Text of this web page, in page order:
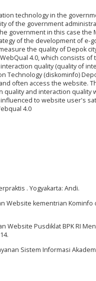
technology in the
of the government
government in this case
of the development of
the quality of Depok
4.0, which consists
quality (quality of
Technology (diskominfo)
often access the website.
quality and interaction
to website user's
4.0
. Yogyakarta: Andi.
Website kementrian
Website Pusdiklat BPK RI
Sistem Informasi